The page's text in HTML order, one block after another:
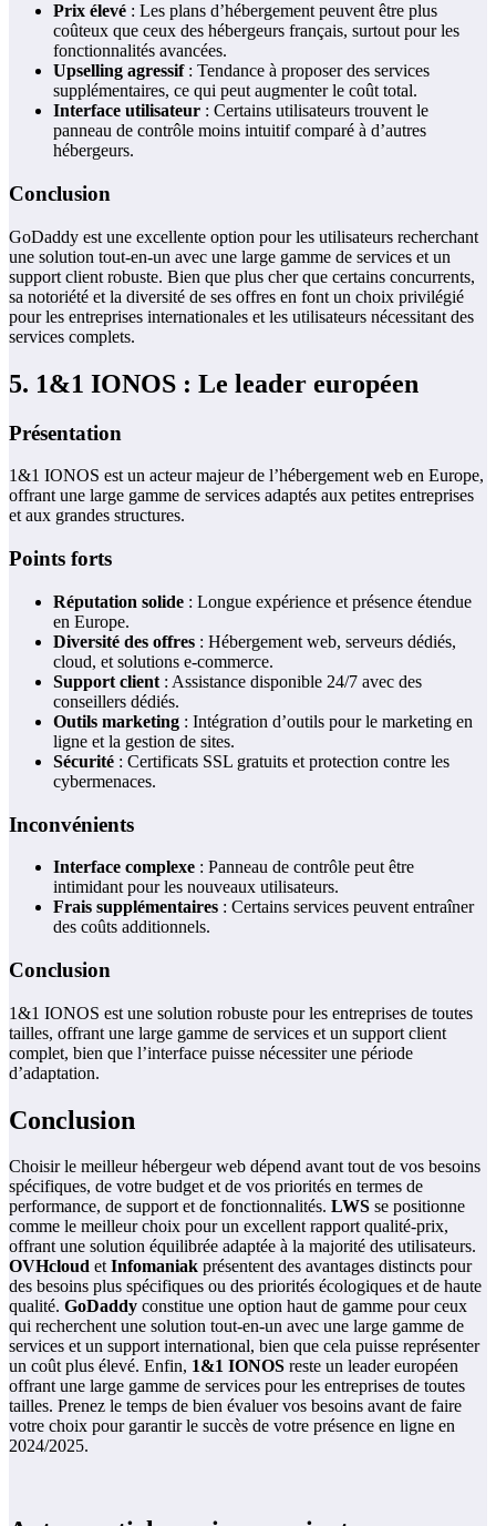
Prix élevé : Les plans d’hébergement peuvent être plus
coûteux que ceux des hébergeurs français, surtout pour les
fonctionnalités avancées.
Upselling agressif: Tendance à proposer des services
supplémentaires, ce qui peut augmenter le coût total.
Interface utilisateur : Certains utilisateurs trouvent le
panneau de contrôle moins intuitif comparé à d’autres
hébergeurs.
Conclusion
GoDaddy est une excellente option pour les utilisateurs recherchant
une solution tout-en-un avec une large gamme de services et un
support client robuste. Bien que plus cher que certains concurrents,
sa notoriété et la diversité de ses offres en font un choix privilégié
pour les entreprises internationales et les utilisateurs nécessitant des
services complets.
5. 1&1 IONOS : Le leader européen
Présentation
1&1 IONOS est un acteur majeur de l’hébergement web en Europe,
offrant une large gamme de services adaptés aux petites entreprises
et aux grandes structures.
Points forts
Réputation solide : Longue expérience et présence étendue
en Europe.
Diversité des offres : Hébergement web, serveurs dédiés,
cloud, et solutions e-commerce.
Support client : Assistance disponible 24/7 avec des
conseillers dédiés.
Outils marketing : Intégration d’outils pour le marketing en
ligne et la gestion de sites.
Sécurité : Certificats SSL gratuits et protection contre les
cybermenaces.
Inconvénients
Interface complexe : Panneau de contrôle peut être
intimidant pour les nouveaux utilisateurs.
Frais supplémentaires : Certains services peuvent entraîner
des coûts additionnels.
Conclusion
1&1 IONOS est une solution robuste pour les entreprises de toutes
tailles, offrant une large gamme de services et un support client
complet, bien que l’interface puisse nécessiter une période
d’adaptation.
Conclusion
Choisir le meilleur hébergeur web dépend avant tout de vos besoins
spécifiques, de votre budget et de vos priorités en termes de
performance, de support et de fonctionnalités. LWS se positionne
comme le meilleur choix pour un excellent rapport qualité-prix,
offrant une solution équilibrée adaptée à la majorité des utilisateurs.
OVHcloud etInfomaniak présentent des avantages distincts pour
des besoins plus spécifiques ou des priorités écologiques et de haute
qualité. GoDaddy constitue une option haut de gamme pour ceux
qui recherchent une solution tout-en-un avec une large gamme de
services et un support international, bien que cela puisse représenter
un coût plus élevé. Enfin, 1&1 IONOS reste un leader européen
offrant une large gamme de services pour les entreprises de toutes
tailles. Prenez le temps de bien évaluer vos besoins avant de faire
votre choix pour garantir le succès de votre présence en ligne en
2024/2025.